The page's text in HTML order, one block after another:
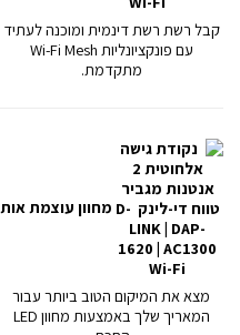
קבל רשת רשת דינמית ומוכנה לעתיד
עם פונקציונליות Wi-Fi Mesh
מתקדמת.
מחוון עוצמת אות
מצא את המיקום הטוב ביותר עבור
המאריך שלך באמצעות מחוון LED